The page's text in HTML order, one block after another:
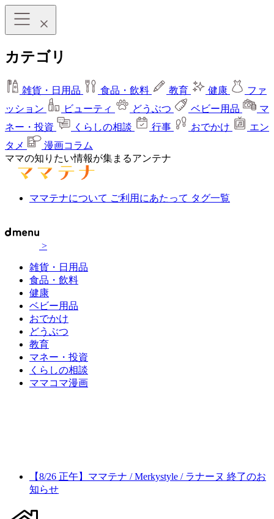
カテゴリ
雑貨・日用品 食品・飲料 教育 健康
ファ
ッション
ビューティ どうぶつ ベビー用品
マ
ネー・投資
くらしの相談 行事 おでかけ
エン
タメ
漫画コラム
ママの知りたい情報が集まるアンテナ
ママテナについて ご利用にあたって タグ一覧
>
雑貨・日用品
食品・飲料
健康
ベビー用品
おでかけ
どうぶつ
教育
マネー・投資
くらしの相談
ママコマ漫画
【8/26 正午】ママテナ / Merkystyle / ラナーヌ 終了のお
知らせ